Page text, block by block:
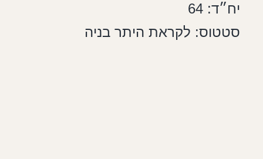
יח״ד: 64
סטטוס: לקראת היתר בניה